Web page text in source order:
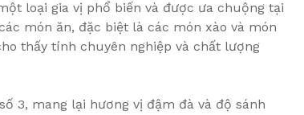
loại gia vị phổ biến và được ưa chuộng tại
món ăn, đặc biệt là các món xào và món
thấy tính chuyên nghiệp và chất lượng
3, mang lại hương vị đậm đà và độ sánh